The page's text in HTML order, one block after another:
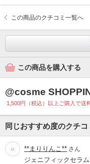
この商品のクチコミ一覧へ
この商品を購入する
@cosme
1,500円（税込）以上ご購入で送
同じおすすめ度のクチコ
**まりりんこ** さん
ジェニフィックセラ